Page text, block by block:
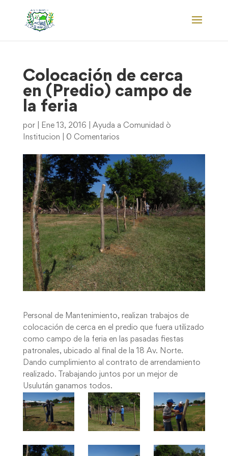
Colocación de cerca
en (Predio) campo de
la feria
por Ene 13, 2016
Ayuda a Comunidad ò
Institucion
0 Comentarios
Personal de Mantenimiento, realizan trabajos de
colocación de cerca en el predio que fuera utilizado
como campo de la feria en las pasadas fiestas
patronales, ubicado al final de la 18 Av. Norte.
Dando cumplimiento al contrato de arrendamiento
realizado. Trabajando juntos por un mejor de
Usulután ganamos todos.